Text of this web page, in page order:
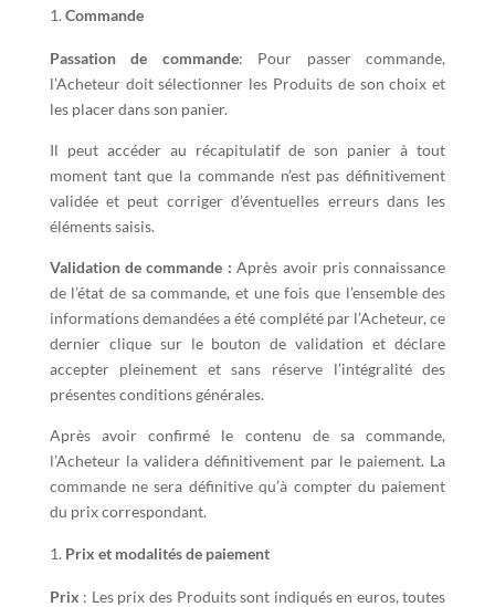
Commande
Passation de commande: Pour passer commande,
l’Acheteur doit sélectionner les Produits de son choix et
les placer dans son panier.
Il peut accéder au récapitulatif de son panier à tout
moment tant que la commande n’est pas définitivement
validée et peut corriger d’éventuelles erreurs dans les
éléments saisis.
Validation de commande : Après avoir pris connaissance
de l’état de sa commande, et une fois que l’ensemble des
informations demandées a été complété par l’Acheteur, ce
dernier clique sur le bouton de validation et déclare
accepter pleinement et sans réserve l’intégralité des
présentes conditions générales.
Après avoir confirmé le contenu de sa commande,
l’Acheteur la validera définitivement par le paiement. La
commande ne sera définitive qu’à compter du paiement
du prix correspondant.
Prix et modalités de paiement
Prix : Les prix des Produits sont indiqués en euros, toutes